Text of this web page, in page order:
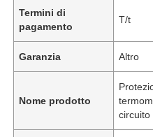
Termini di
pagamento
T/t
Garanzia Altro
Nome prodotto
circuito